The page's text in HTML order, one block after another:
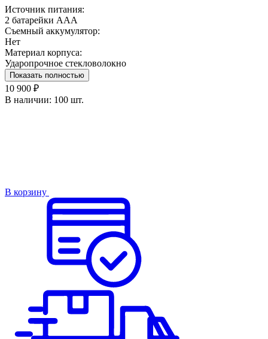
Источник питания:
2 батарейки ААА
Съемный аккумулятор:
Нет
Материал корпуса:
Ударопрочное стекловолокно
Показать полностью
10 900 ₽
В наличии: 100 шт.
В корзину